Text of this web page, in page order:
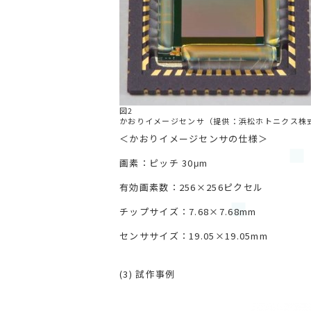
図2
かおりイメージセンサ（提供：浜松ホトニクス株
＜かおりイメージセンサの仕様＞
画素：ピッチ 30μm
有効画素数：256×256ピクセル
チップサイズ：7.68×7.68mm
センササイズ：19.05×19.05mm
(3) 試作事例